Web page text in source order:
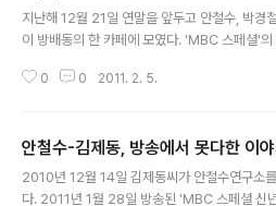
지난해 12월 21일 연말을 앞두고 안철수, 박경
이 방배동의 한 카페에 모였다. 'MBC 스페셜'의
억양이 묻어나는 말투. 서로 닮은 세 사람의 이야
동(이하 김) : 어떻게 이효리 씨를 모를 수 있습니
수(이하 안) : 95년까진 잘 따라갔는데, 회사 만
후로는 문화생활 쪽엔 신경을 못 썼어요. 김 : 현
0 0 2011. 2. 5.
안철수-김제동, 방송에서 못다한 이
2010년 12월 14일 김제동씨가 안철수연구소
다. 2011년 1월 28일 방송된 'MBC 스페셜 신